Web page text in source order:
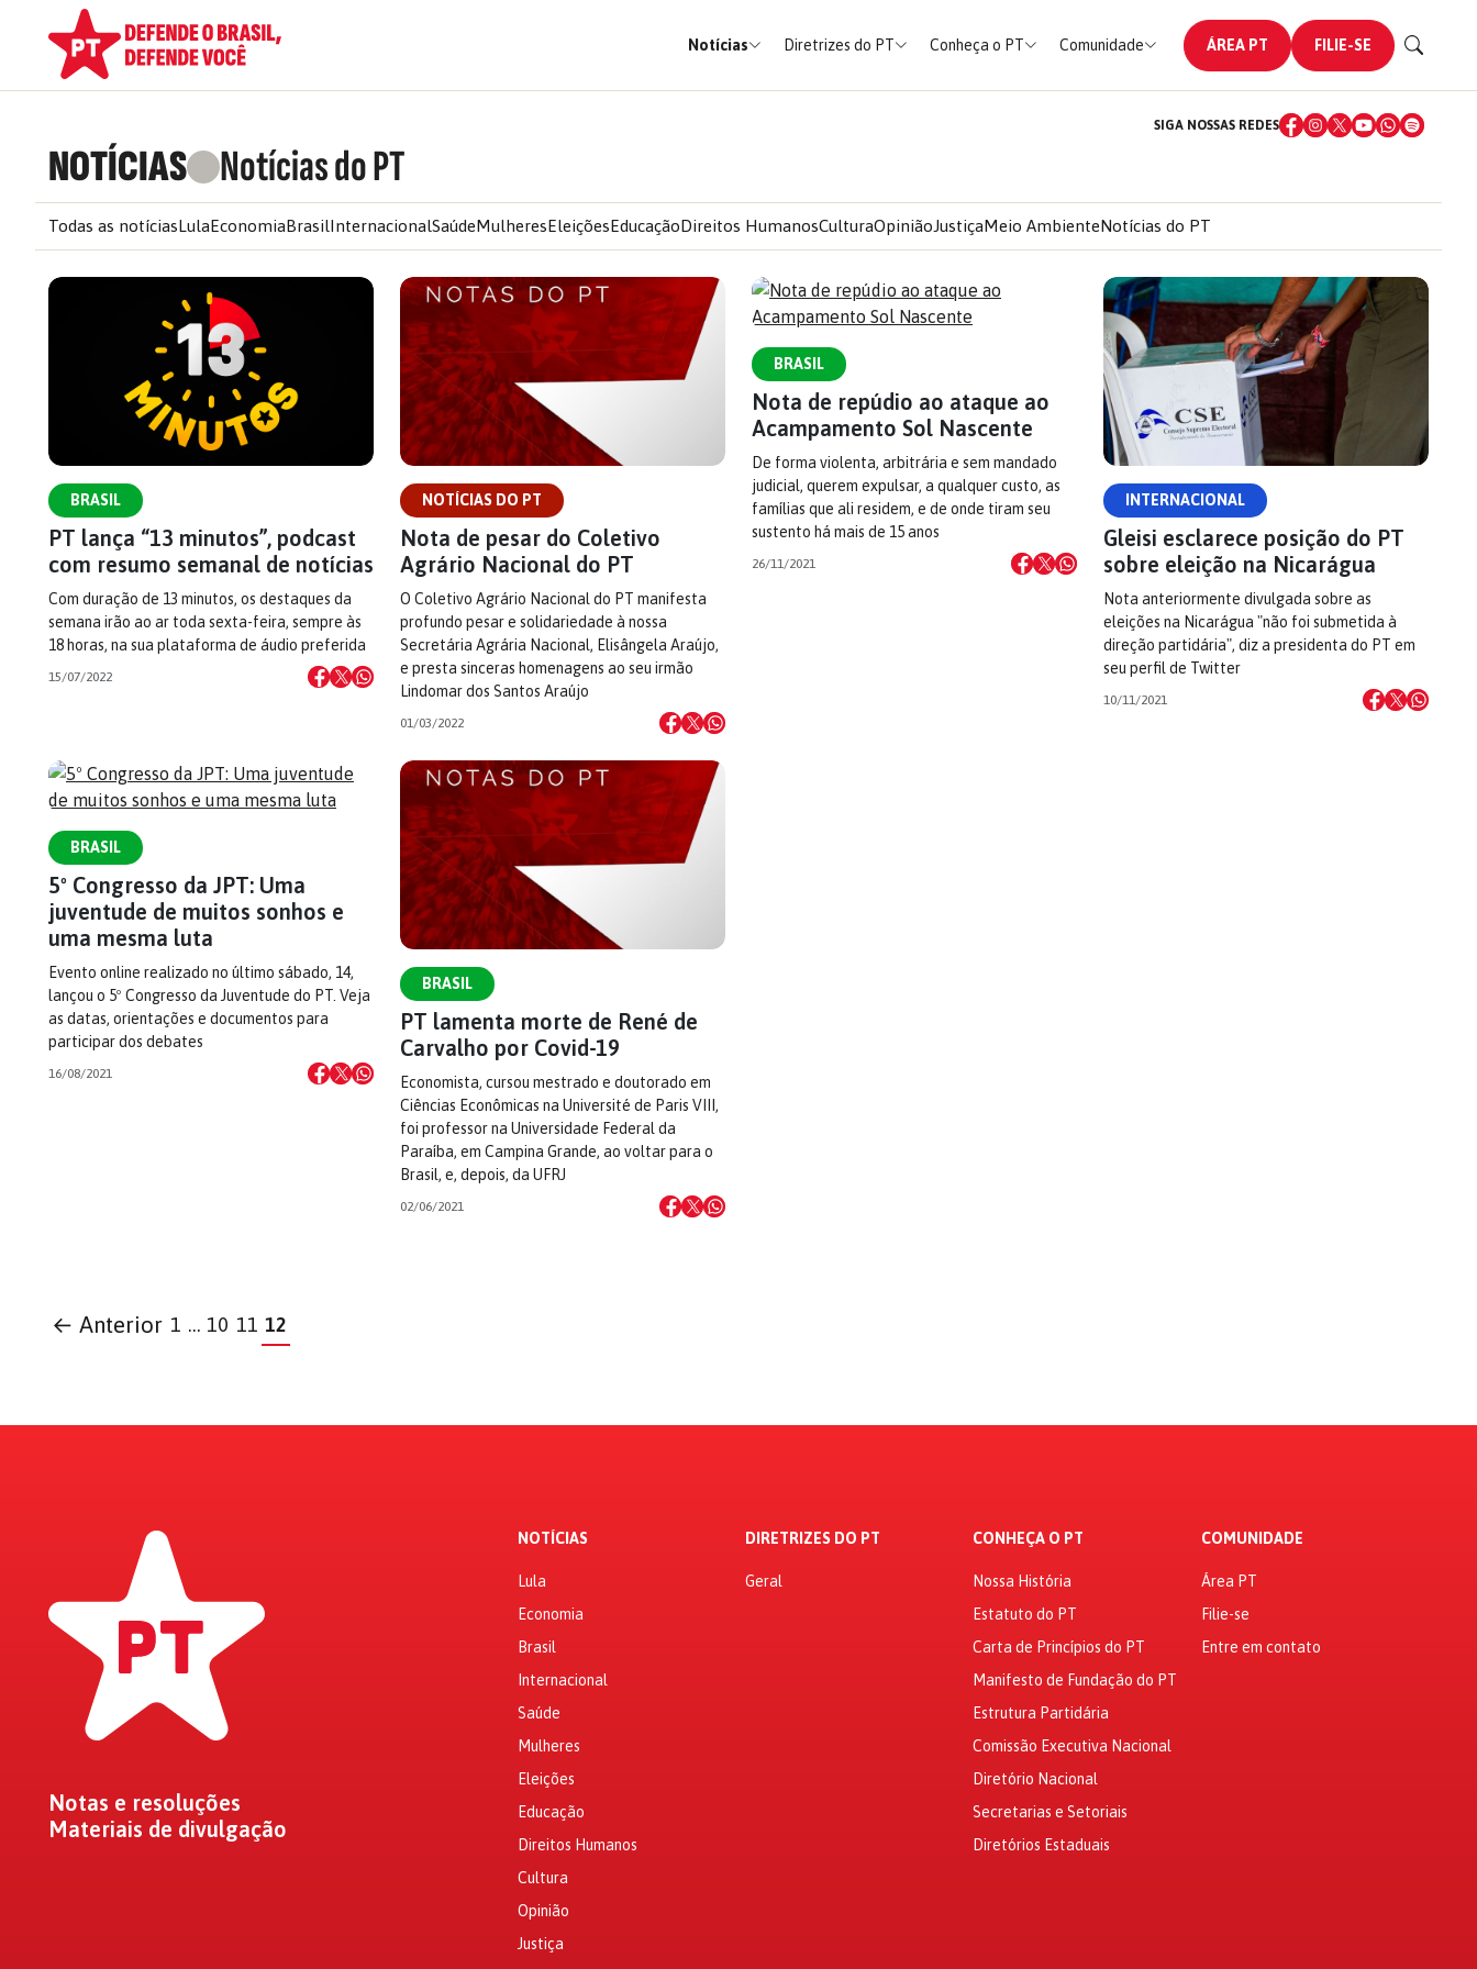
Notícias Diretrizes do PT Conheça o PT Comunidade ÁREA PT FILIE-SE
NOTÍCIAS Notícias do PT
SIGA NOSSAS REDES
Todas as notíciasLulaEconomiaBrasilInternacionalSaúdeMulheresEleiçõesEducaçãoDireitos HumanosCulturaOpiniãoJustiçaMeio AmbienteNotícias do PT
BRASIL
PT lança “13 minutos”, podcast
com resumo semanal de notícias
Com duração de 13 minutos, os destaques da
semana irão ao ar toda sexta-feira, sempre às
18 horas, na sua plataforma de áudio preferida
15/07/2022
NOTÍCIAS DO PT
Nota de pesar do Coletivo
Agrário Nacional do PT
O Coletivo Agrário Nacional do PT manifesta
profundo pesar e solidariedade à nossa
Secretária Agrária Nacional, Elisângela Araújo,
e presta sinceras homenagens ao seu irmão
Lindomar dos Santos Araújo
01/03/2022
BRASIL
Nota de repúdio ao ataque ao
Acampamento Sol Nascente
De forma violenta, arbitrária e sem mandado
judicial, querem expulsar, a qualquer custo, as
famílias que ali residem, e de onde tiram seu
sustento há mais de 15 anos
26/11/2021
INTERNACIONAL
Gleisi esclarece posição do PT
sobre eleição na Nicarágua
Nota anteriormente divulgada sobre as
eleições na Nicarágua "não foi submetida à
direção partidária", diz a presidenta do PT em
seu perfil de Twitter
10/11/2021
BRASIL
5º Congresso da JPT: Uma
juventude de muitos sonhos e
uma mesma luta
Evento online realizado no último sábado, 14,
lançou o 5º Congresso da Juventude do PT. Veja
as datas, orientações e documentos para
participar dos debates
16/08/2021
BRASIL
PT lamenta morte de René de
Carvalho por Covid-19
Economista, cursou mestrado e doutorado em
Ciências Econômicas na Université de Paris VIII,
foi professor na Universidade Federal da
Paraíba, em Campina Grande, ao voltar para o
Brasil, e, depois, da UFRJ
02/06/2021
← Anterior 1 … 10 11 12
Notas e resoluções
Materiais de divulgação
NOTÍCIAS
Lula
Economia
Brasil
Internacional
Saúde
Mulheres
Eleições
Educação
Direitos Humanos
Cultura
Opinião
Justiça
DIRETRIZES DO PT
Geral
CONHEÇA O PT
Nossa História
Estatuto do PT
Carta de Princípios do PT
Manifesto de Fundação do PT
Estrutura Partidária
Comissão Executiva Nacional
Diretório Nacional
Secretarias e Setoriais
Diretórios Estaduais
COMUNIDADE
Área PT
Filie-se
Entre em contato